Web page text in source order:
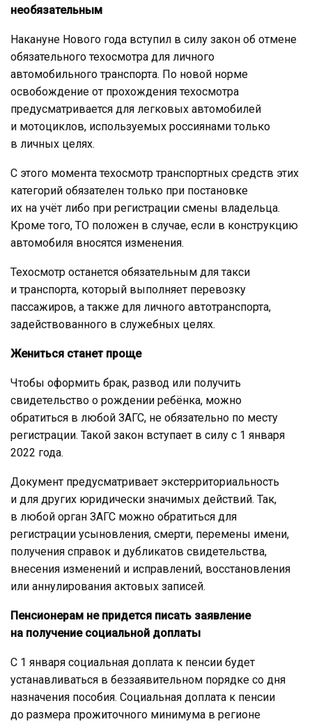
необязательным
Накануне Нового года вступил в силу закон об отмене
обязательного техосмотра для личного
автомобильного транспорта. По новой норме
освобождение от прохождения техосмотра
предусматривается для легковых автомобилей
и мотоциклов, используемых россиянами только
в личных целях.
С этого момента техосмотр транспортных средств этих
категорий обязателен только при постановке
их на учёт либо при регистрации смены владельца.
Кроме того, ТО положен в случае, если в конструкцию
автомобиля вносятся изменения.
Техосмотр останется обязательным для такси
и транспорта, который выполняет перевозку
пассажиров, а также для личного автотранспорта,
задействованного в служебных целях.
Жениться станет проще
Чтобы оформить брак, развод или получить
свидетельство о рождении ребёнка, можно
обратиться в любой ЗАГС, не обязательно по месту
регистрации. Такой закон вступает в силу с 1 января
2022 года.
Документ предусматривает экстерриториальность
и для других юридически значимых действий. Так,
в любой орган ЗАГС можно обратиться для
регистрации усыновления, смерти, перемены имени,
получения справок и дубликатов свидетельства,
внесения изменений и исправлений, восстановления
или аннулирования актовых записей.
Пенсионерам не придется писать заявление
на получение социальной доплаты
С 1 января социальная доплата к пенсии будет
устанавливаться в беззаявительном порядке со дня
назначения пособия. Социальная доплата к пенсии
до размера прожиточного минимума в регионе